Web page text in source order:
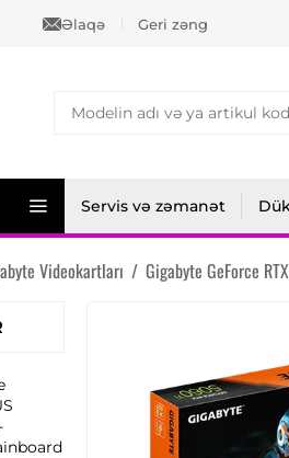
Əlaqə Geri zəng
Servis və zəmanət
Videokartları / Gigabyte GeForce